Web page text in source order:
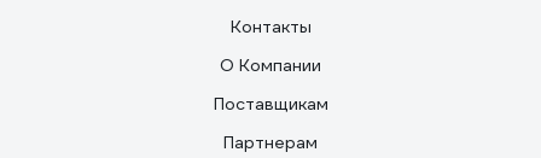
Контакты
О Компании
Поставщикам
Партнерам